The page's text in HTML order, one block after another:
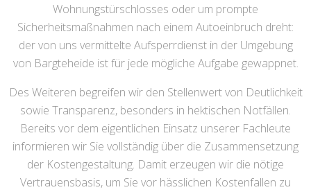
Wohnungstürschlosses oder um prompte
Sicherheitsmaßnahmen nach einem Autoeinbruch dreht:
der von uns vermittelte Aufsperrdienst in der Umgebung
von Bargteheide ist für jede mögliche Aufgabe gewappnet.
Des Weiteren begreifen wir den Stellenwert von Deutlichkeit
sowie Transparenz, besonders in hektischen Notfällen.
Bereits vor dem eigentlichen Einsatz unserer Fachleute
informieren wir Sie vollständig über die Zusammensetzung
der Kostengestaltung. Damit erzeugen wir die nötige
Vertrauensbasis, um Sie vor hässlichen Kostenfallen zu